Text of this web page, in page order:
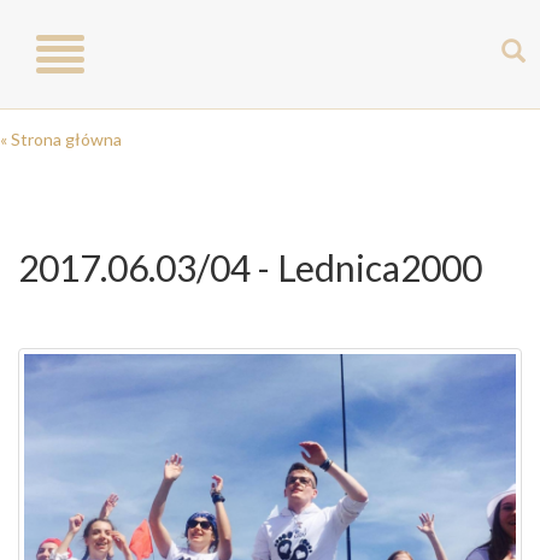
Toggle
navigation
« Strona główna
2017.06.03/04 - Lednica2000